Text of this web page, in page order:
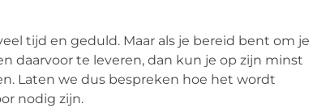
tijd en geduld. Maar als je bereid bent om je
daarvoor te leveren, dan kun je op zijn minst
Laten we dus bespreken hoe het wordt
nodig zijn.